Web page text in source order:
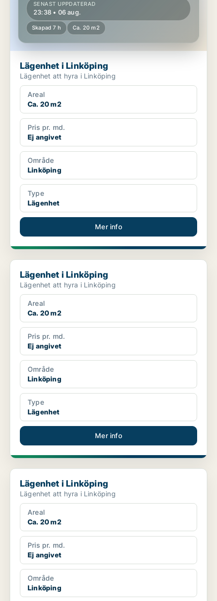
SENAST UPPDATERAD
23:38 • 06 aug.
Skapad 7 h Ca. 20 m2
Lägenhet i Linköping
Lägenhet att hyra i Linköping
Areal
Ca. 20 m2
Pris pr. md.
Ej angivet
Område
Linköping
Type
Lägenhet
Mer info
Lägenhet i Linköping
Lägenhet i Linköping
Lägenhet att hyra i Linköping
Areal
Ca. 20 m2
Pris pr. md.
Ej angivet
Område
Linköping
Type
Lägenhet
Mer info
Lägenhet i Linköping
Lägenhet i Linköping
Lägenhet att hyra i Linköping
Areal
Ca. 20 m2
Pris pr. md.
Ej angivet
Område
Linköping